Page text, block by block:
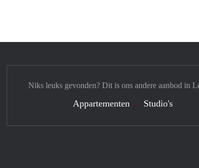
Niks leuks gevonden? Dit is ons andere aanbod in
Appartementen Studio's